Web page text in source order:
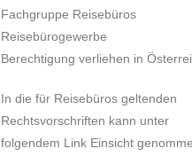
Fachgruppe Reisebüros
Reisebürogewerbe
Berechtigung verliehen in
In die für Reisebüros geltenden
Rechtsvorschriften kann unter
folgendem Link Einsicht